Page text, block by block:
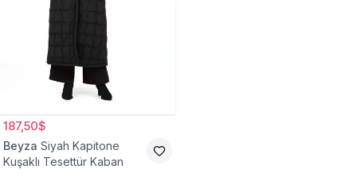
187,50$
Beyza Siyah Kapitone
Kuşaklı Tesettür Kaban